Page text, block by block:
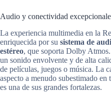
Audio y conectividad
La experiencia multimedia en la
enriquecida por su sistema de
estéreo, que soporta Dolby
un sonido envolvente y de alta
de películas, juegos o música. La
aspecto a menudo subestimado en
es una de sus grandes fortalezas.